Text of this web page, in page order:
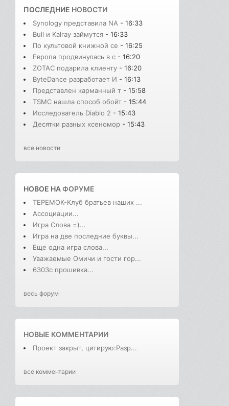
ПОСЛЕДНИЕ НОВОСТИ
Synology представила NA - 16:33
Bull и Kalray займутся - 16:33
По культовой книжной се - 16:25
Европа продвинулась в с - 16:20
ZOTAC подарила клиенту - 16:20
ByteDance разработает И - 16:13
Представлен карманный т - 15:58
TSMC нашла способ обойт - 15:44
Исследователь Diablo 2 - 15:43
Десятки разных ксеномор - 15:43
все новости
НОВОЕ НАФОРУМЕ
ТЕРЕМОК-Клуб братьев наших ...
Ассоциации...
Игра Слова =)...
Игра на две последние буквы...
Еще одна игра слова...
Уважаемые Омичи и гости гор...
6303с прошивка...
весь форум
НОВЫЕ КОММЕНТАРИИ
Проект закрыт, цитирую:Разр...
все комментарии